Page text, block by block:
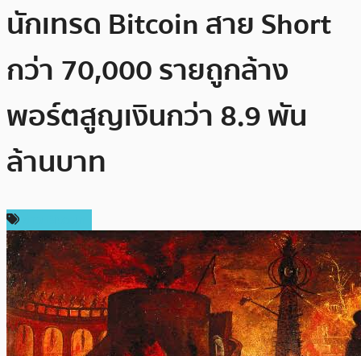
นักเทรด Bitcoin สาย Short
กว่า 70,000 รายถูกล้าง
พอร์ตสูญเงินกว่า 8.9 พัน
ล้านบาท